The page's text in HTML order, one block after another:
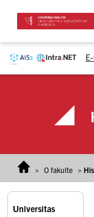
> O fakulte >
Universitas